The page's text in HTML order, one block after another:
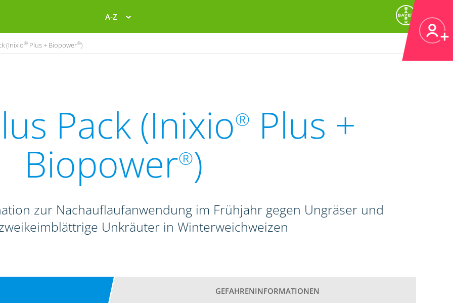
A-Z
(Inixio® Plus + Biopower®)
Pack (Inixio® Plus +
Biopower®)
zur Nachauflaufanwendung im Frühjahr gegen Ungräser und
Unkräuter in Winterweichweizen
GEFAHRENINFORMATIONEN